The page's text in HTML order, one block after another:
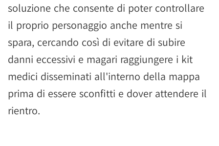
soluzione che consente di poter controllare
il proprio personaggio anche mentre si
spara, cercando così di evitare di subire
danni eccessivi e magari raggiungere i kit
medici disseminati all'interno della mappa
prima di essere sconfitti e dover attendere il
rientro.